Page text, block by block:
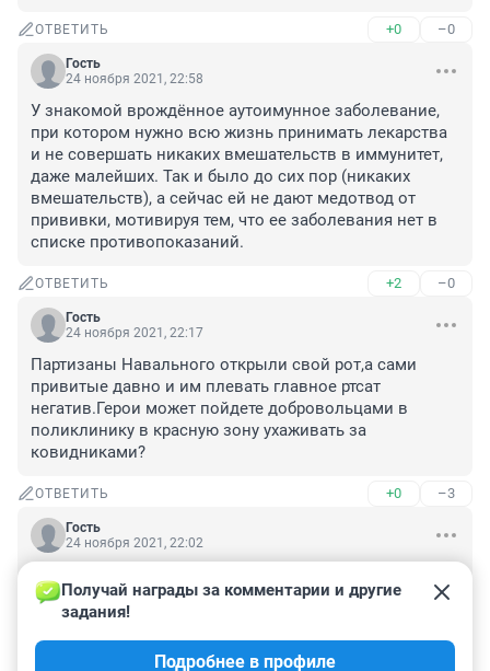
ОТВЕТИТЬ +0 –0
Гость
24 ноября 2021, 22:58
У знакомой врождённое аутоимунное заболевание,
при котором нужно всю жизнь принимать лекарства
и не совершать никаких вмешательств в иммунитет,
даже малейших. Так и было до сих пор (никаких
вмешательств), а сейчас ей не дают медотвод от
прививки, мотивируя тем, что ее заболевания нет в
списке противопоказаний.
ОТВЕТИТЬ +2 –0
Гость
24 ноября 2021, 22:17
Партизаны Навального открыли свой рот,а сами
привитые давно и им плевать главное ртсат
негатив.Герои может пойдете добровольцами в
поликлинику в красную зону ухаживать за
ковидниками?
ОТВЕТИТЬ +0 –3
Гость
24 ноября 2021, 22:02
вакцину, у которой срок годности заканчивается вот и
все. И им совершенно плевать, сколько народу от нее
помрёт. Планета все равно перенаселена, подумаешь
сотня другая умрет.
Получай награды за комментарии и другие
задания!
Подробнее в профиле